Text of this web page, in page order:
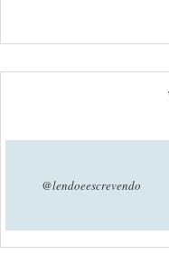
@lendoeescrevendo